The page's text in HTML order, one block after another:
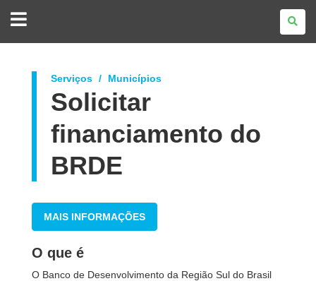
DO
Serviços Municípios
Solicitar
financiamento do
BRDE
MAIS INFORMAÇÕES
O que é
O Banco de Desenvolvimento da Região Sul do Brasil